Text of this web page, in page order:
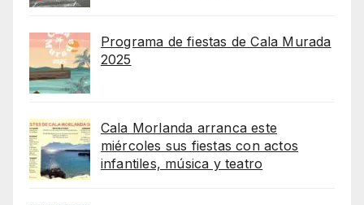
Programa de fiestas de Cala Murada
2025
Cala Morlanda arranca este
miércoles sus fiestas con actos
infantiles, música y teatro